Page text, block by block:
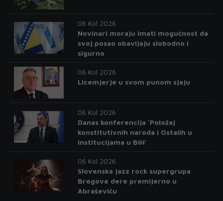
06 Kol 2026
Novinari moraju imati mogućnost da
svoj posao obavljaju slobodno i
sigurno
06 Kol 2026
Licemjerje u svom punom sjaju
06 Kol 2026
Danas konferencija 'Položaj
konstitutivnih naroda i Ostalih u
institucijama u BiH'
06 Kol 2026
Slovenska jazz rock supergrupa
Bregove dere premijerno u
Abraševiću